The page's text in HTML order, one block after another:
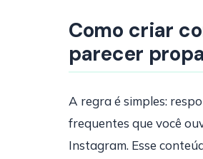
Como criar
parecer
A regra é simples:
frequentes que você
Instagram. Esse